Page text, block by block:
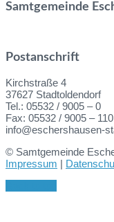
Samtgemeinde
Postanschrift
Kirchstraße 4
37627 Stadtoldendorf
Tel.: 05532 / 9005 – 0
Fax: 05532 / 9005 – 110
info@eschershausen-
© Samtgemeinde
Impressum |